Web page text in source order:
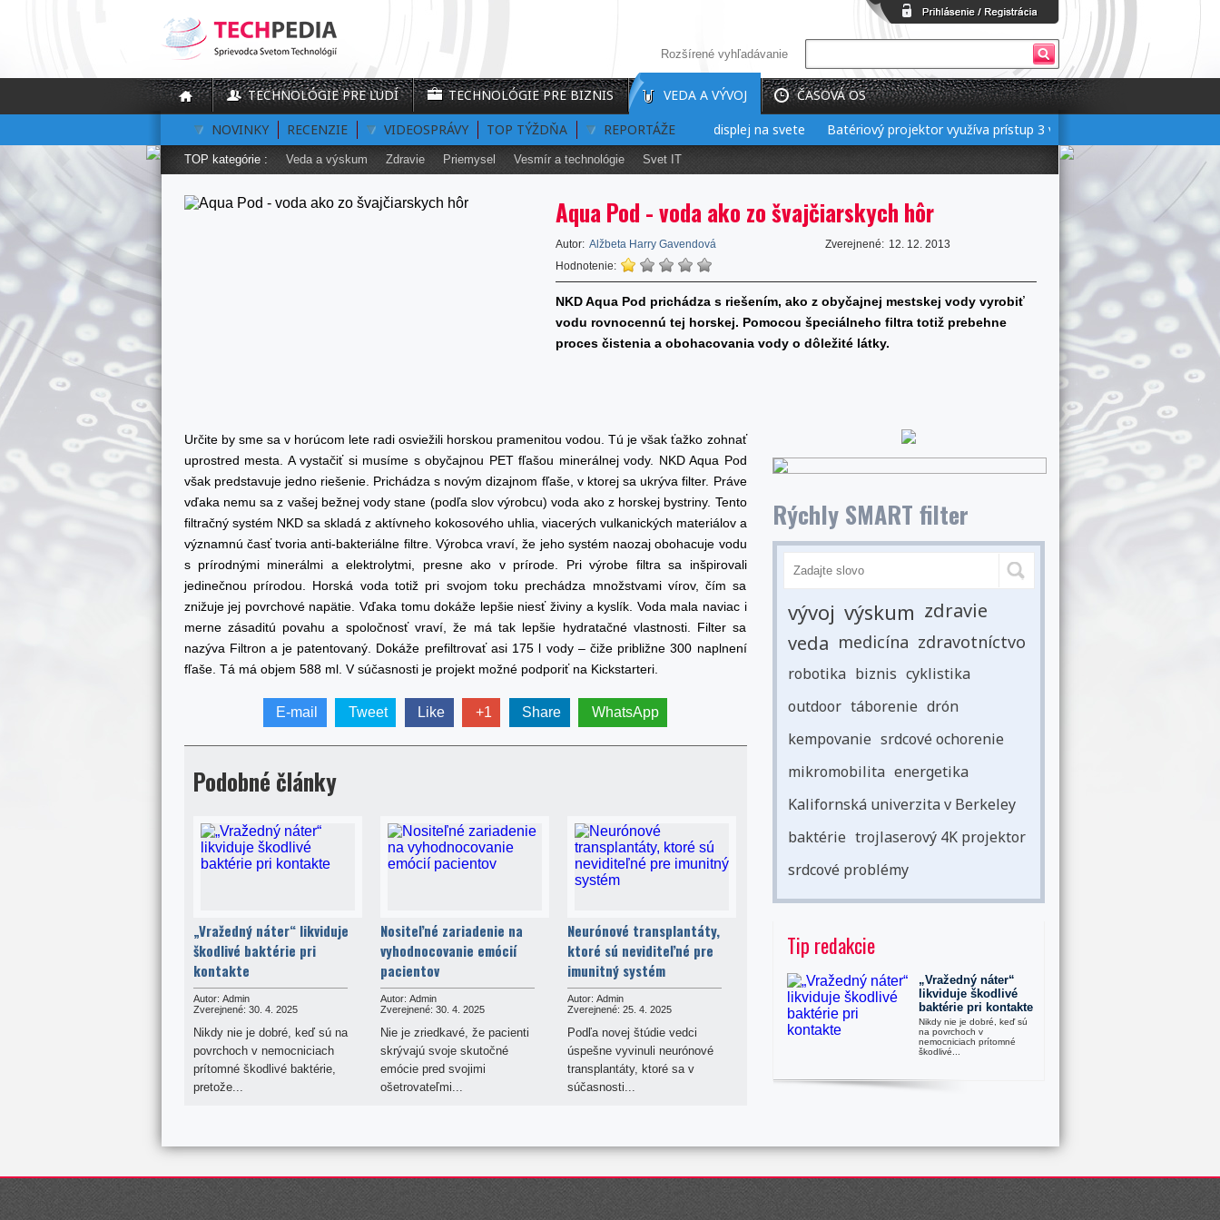
Rozšírené vyhľadávanie
TECHNOLÓGIE PRE ĽUDÍ TECHNOLÓGIE PRE BIZNIS VEDA A VÝVOJ
ČASOVÁ OS
NOVINKY
RECENZIE VIDEOSPRÁVY TOP TÝŽDŇA REPORTÁŽE
TOP kategórie : Veda a výskum Zdravie Priemysel Vesmír a technológie Svet IT
Prvý interaktívny 3D holografický displej na svete Batériový projektor využíva prístup 3 v 1 pre flexibilné nastavenie
Aqua Pod - voda ako zo švajčiarskych hôr
Autor: Alžbeta Harry Gavendová Zverejnené: 12. 12. 2013
Hodnotenie:
NKD Aqua Pod prichádza s riešením, ako z obyčajnej mestskej vody vyrobiť
vodu rovnocennú tej horskej. Pomocou špeciálneho filtra totiž prebehne
proces čistenia a obohacovania vody o dôležité látky.
Určite by sme sa v horúcom lete radi osviežili horskou pramenitou vodou. Tú je však ťažko zohnať
uprostred mesta. A vystačiť si musíme s obyčajnou PET fľašou minerálnej vody. NKD Aqua Pod
však predstavuje jedno riešenie. Prichádza s novým dizajnom fľaše, v ktorej sa ukrýva filter. Práve
vďaka nemu sa z vašej bežnej vody stane (podľa slov výrobcu) voda ako z horskej bystriny. Tento
filtračný systém NKD sa skladá z aktívneho kokosového uhlia, viacerých vulkanických materiálov a
významnú časť tvoria anti-bakteriálne filtre. Výrobca vraví, že jeho systém naozaj obohacuje vodu
s prírodnými minerálmi a elektrolytmi, presne ako v prírode. Pri výrobe filtra sa inšpirovali
jedinečnou prírodou. Horská voda totiž pri svojom toku prechádza množstvami vírov, čím sa
znižuje jej povrchové napätie. Vďaka tomu dokáže lepšie niesť živiny a kyslík. Voda mala naviac i
merne zásaditú povahu a spoločnosť vraví, že má tak lepšie hydratačné vlastnosti. Filter sa
nazýva Filtron a je patentovaný. Dokáže prefiltrovať asi 175 l vody – čiže približne 300 naplnení
fľaše. Tá má objem 588 ml. V súčasnosti je projekt možné podporiť na Kickstarteri.
E-mail Tweet Like +1 Share WhatsApp
Podobné články
„Vražedný náter“ likviduje
škodlivé baktérie pri
kontakte
Autor: Admin
Zverejnené: 30. 4. 2025
Nikdy nie je dobré, keď sú na
povrchoch v nemocniciach
prítomné škodlivé baktérie,
pretože...
Nositeľné zariadenie na
vyhodnocovanie emócií
pacientov
Autor: Admin
Zverejnené: 30. 4. 2025
Nie je zriedkavé, že pacienti
skrývajú svoje skutočné
emócie pred svojimi
ošetrovateľmi...
Neurónové transplantáty,
ktoré sú neviditeľné pre
imunitný systém
Autor: Admin
Zverejnené: 25. 4. 2025
Podľa novej štúdie vedci
úspešne vyvinuli neurónové
transplantáty, ktoré sa v
súčasnosti...
Rýchly SMART filter
vývoj výskum zdravie
veda medicína zdravotníctvo
robotika biznis cyklistika
outdoor táborenie drón
kempovanie srdcové ochorenie
mikromobilita energetika
Kalifornská univerzita v Berkeley
baktérie trojlaserový 4K projektor
srdcové problémy
Tip redakcie
„Vražedný náter“
likviduje škodlivé
baktérie pri kontakte
Nikdy nie je dobré, keď sú
na povrchoch v
nemocniciach prítomné
škodlivé...